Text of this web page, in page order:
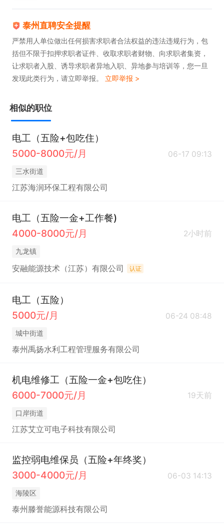
泰州直聘安全提醒
严禁用人单位做出任何损害求职者合法权益的违法违规行为，包
括但不限于扣押求职者证件、收取求职者财物、向求职者集资，
让求职者入股、诱导求职者异地入职、异地参与培训等，您一旦
发现此类行为，请立即举报。 立即举报 >
相似的职位
电工（五险+包吃住）
5000-8000元/月
06-17 09:13
三水街道
江苏海润环保工程有限公司
电工（五险一金+工作餐)
4000-8000元/月
2小时前
九龙镇
安融能源技术（江苏）有限公司 认证
电工（五险）
5000元/月
06-24 08:48
城中街道
泰州禹扬水利工程管理服务有限公司
机电维修工（五险一金+包吃住）
6000-7000元/月
19天前
口岸街道
江苏艾立可电子科技有限公司
监控弱电维保员（五险+年终奖）
3000-4000元/月
06-03 14:13
海陵区
泰州滕誉能源科技有限公司